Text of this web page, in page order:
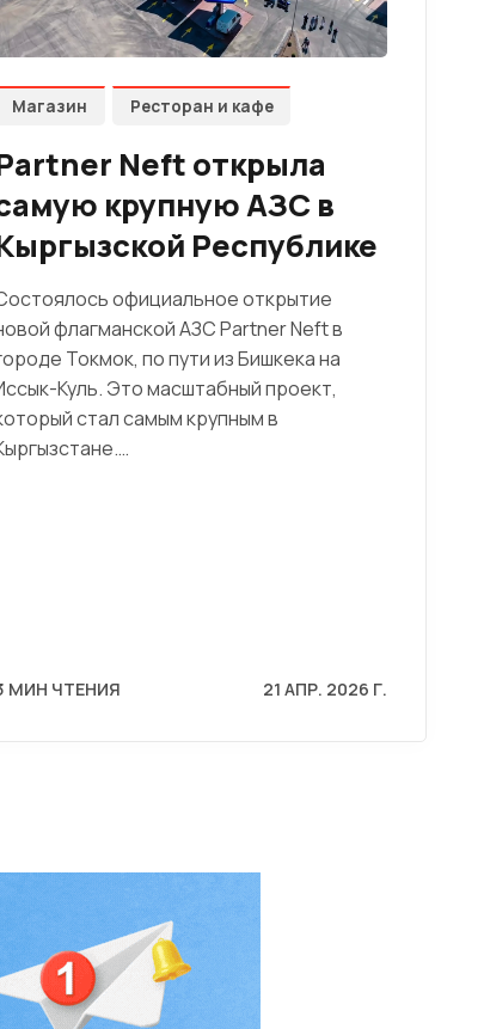
Магазин Ресторан и кафе
Neft открыла
крупную АЗС в
Республике
официальное открытие
флагманской АЗС Partner Neft в
Токмок, по пути из Бишкека на
Куль. Это масштабный проект,
стал самым крупным в
МИН ЧТЕНИЯ 21 АПР. 2026 Г.